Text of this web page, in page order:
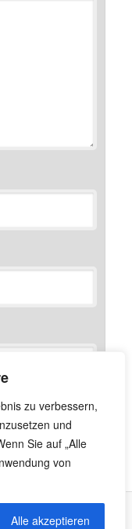
zu verbessern,
und
Sie auf „Alle
von
Alle akzeptieren
diesem Browser